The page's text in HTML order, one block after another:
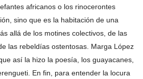
africanos o los rinocerontes
sino que es la habitación de una
allá de los motines colectivos, de las
las rebeldías ostentosas. Marga López
así la hizo la poesía, los guayacanes,
En fin, para entender la locura